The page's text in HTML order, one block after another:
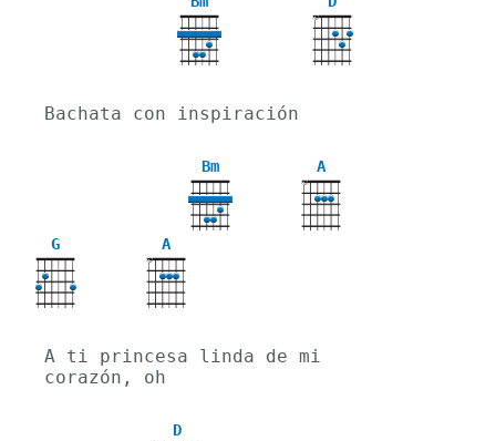
X
Bachata con inspiración
Bm A
X
G A
X
A ti princesa linda de mi
corazón, oh
D